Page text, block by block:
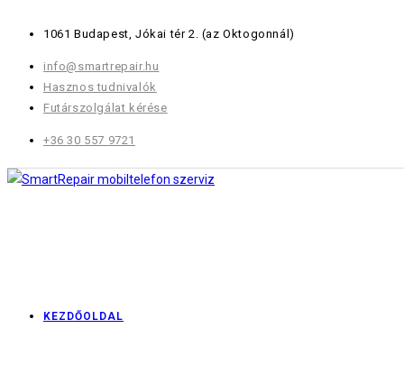
content
1061 Budapest, Jókai tér 2. (az Oktogonnál)
info@smartrepair.hu
Hasznos tudnivalók
Futárszolgálat kérése
+36 30 557 9721
KEZDŐOLDAL